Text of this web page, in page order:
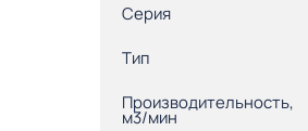
Серия
Тип
Производительность,
м3/мин